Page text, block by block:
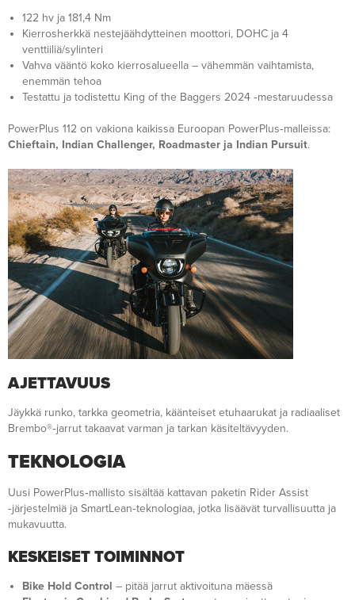
122 hv ja 181,4 Nm
Kierrosherkkä nestejäähdytteinen moottori, DOHC ja 4
venttiiliä/sylinteri
Vahva vääntö koko kierrosalueella – vähemmän vaihtamista,
enemmän tehoa
Testattu ja todistettu King of the Baggers 2024 ‑mestaruudessa
PowerPlus 112 on vakiona kaikissa Euroopan PowerPlus‑malleissa:
Chieftain, Indian Challenger, Roadmaster ja Indian Pursuit.
AJETTAVUUS
Jäykkä runko, tarkka geometria, käänteiset etuhaarukat ja radiaaliset
Brembo®‑jarrut takaavat varman ja tarkan käsiteltävyyden.
TEKNOLOGIA
Uusi PowerPlus‑mallisto sisältää kattavan paketin Rider Assist
‑järjestelmiä ja SmartLean‑teknologiaa, jotka lisäävät turvallisuutta ja
mukavuutta.
KESKEISET TOIMINNOT
Bike Hold Control – pitää jarrut aktivoituna mäessä